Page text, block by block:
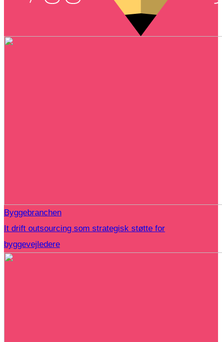
Byggebranchen
It drift outsourcing som strategisk støtte for
byggevejledere